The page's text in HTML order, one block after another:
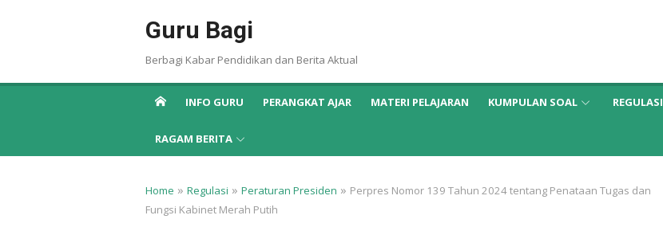
Guru Bagi
Berbagi Kabar Pendidikan dan Berita Aktual
INFO GURU PERANGKAT AJAR MATERI PELAJARAN KUMPULAN SOAL REGULASI
RAGAM BERITA
Home » Regulasi » Peraturan Presiden » Perpres Nomor 139 Tahun 2024 tentang Penataan Tugas dan
Fungsi Kabinet Merah Putih